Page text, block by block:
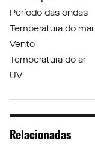
Período das ondas
Temperatura do mar
Vento
Temperatura do ar
UV
Relacionadas